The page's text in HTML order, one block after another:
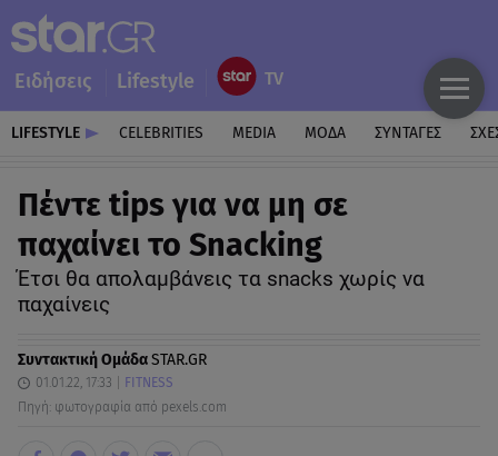
Ειδήσεις Lifestyle
LIFESTYLE CELEBRITIES MEDIA ΜΟΔΑ ΣΥΝΤΑΓΕΣ
Πέντε tips για να μη σε
παχαίνει το Snacking
Έτσι θα απολαμβάνεις τα snacks χωρίς να
παχαίνεις
Συντακτική ΟμάδαSTAR.GR
01.01.22, 17:33
FITNESS
Πηγή: φωτογραφία από pexels.com